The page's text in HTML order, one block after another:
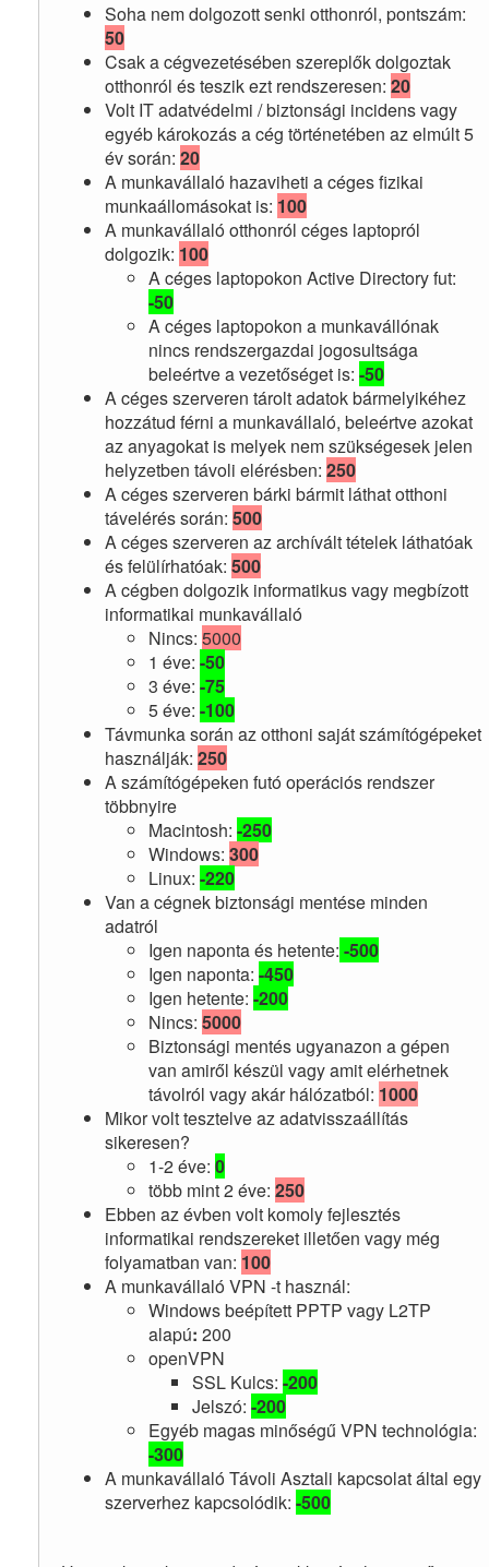
Soha nem dolgozott senki otthonról, pontszám:
50
Csak a cégvezetésében szereplők dolgoztak
otthonról és teszik ezt rendszeresen: 20
Volt IT adatvédelmi / biztonsági incidens vagy
egyéb károkozás a cég történetében az elmúlt 5
év során: 20
A munkavállaló hazaviheti a céges fizikai
munkaállomásokat is: 100
A munkavállaló otthonról céges laptopról
dolgozik: 100
A céges laptopokon Active Directory fut:
-50
A céges laptopokon a munkavállónak
nincs rendszergazdai jogosultsága
beleértve a vezetőséget is: -50
A céges szerveren tárolt adatok bármelyikéhez
hozzátud férni a munkavállaló, beleértve azokat
az anyagokat is melyek nem szükségesek jelen
helyzetben távoli elérésben: 250
A céges szerveren bárki bármit láthat otthoni
távelérés során: 500
A céges szerveren az archívált tételek láthatóak
és felülírhatóak: 500
A cégben dolgozik informatikus vagy megbízott
informatikai munkavállaló
Nincs: 5000
1 éve: -50
3 éve: -75
5 éve: -100
Távmunka során az otthoni saját számítógépeket
használják: 250
A számítógépeken futó operációs rendszer
többnyire
Macintosh: -250
Windows: 300
Linux: -220
Van a cégnek biztonsági mentése minden
adatról
Igen naponta és hetente: -500
Igen naponta: -450
Igen hetente: -200
Nincs: 5000
Biztonsági mentés ugyanazon a gépen
van amiről készül vagy amit elérhetnek
távolról vagy akár hálózatból: 1000
Mikor volt tesztelve az adatvisszaállítás
sikeresen?
1-2 éve: 0
több mint 2 éve: 250
Ebben az évben volt komoly fejlesztés
informatikai rendszereket illetően vagy még
folyamatban van: 100
A munkavállaló VPN -t használ:
Windows beépített PPTP vagy L2TP
alapú: 200
openVPN
SSL Kulcs: -200
Jelszó: -200
Egyéb magas minőségű VPN technológia:
-300
A munkavállaló Távoli Asztali kapcsolat által egy
szerverhez kapcsolódik: -500